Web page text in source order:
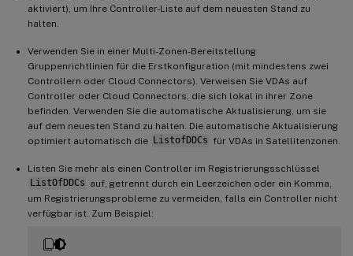
aktiviert), um Ihre Controller-Liste auf dem neuesten Stand zu
halten.
Verwenden Sie in einer Multi-Zonen-Bereitstellung
Gruppenrichtlinien für die Erstkonfiguration (mit mindestens zwei
Controllern oder Cloud Connectors). Verweisen Sie VDAs auf
Controller oder Cloud Connectors, die sich lokal in ihrer Zone
befinden. Verwenden Sie die automatische Aktualisierung, um sie
auf dem neuesten Stand zu halten. Die automatische Aktualisierung
optimiert automatisch die ListofDDCs für VDAs in Satellitenzonen.
Listen Sie mehr als einen Controller im Registrierungsschlüssel
ListOfDDCs auf, getrennt durch ein Leerzeichen oder ein Komma,
um Registrierungsprobleme zu vermeiden, falls ein Controller nicht
verfügbar ist. Zum Beispiel: